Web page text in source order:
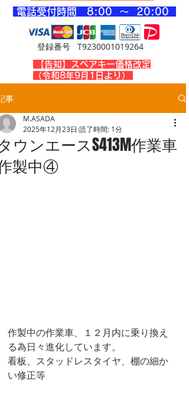
登録番号 T9230001019264
​電話受付時間 8:00 ～ 20:00
​【告知】スペアキー価格改定
（令和8年9月1日より）
事
ウンエースS413M作業車
製中④
M.ASADA
2025年12月23日 読了時間: 1分
作製中の作業車、１２月内に乗り換え
る為日々進化しています。
看板、スタッドレスタイヤ、棚の細か
い修正等